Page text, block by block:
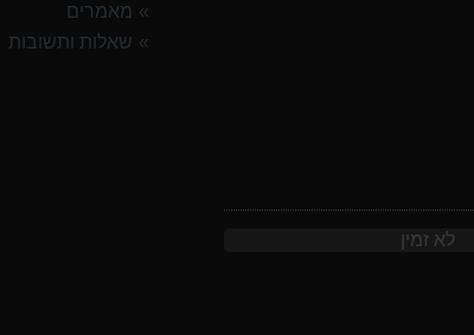
לא זמין
מאמרים
שאלות ותשובות